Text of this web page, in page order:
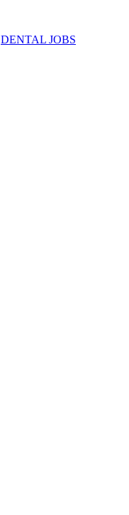
DENTAL JOBS